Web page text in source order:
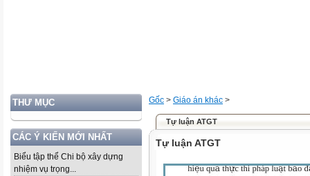
THƯ MỤC
CÁC Ý KIẾN MỚI NHẤT
Biểu tập thể Chi bộ xây dựng
nhiệm vụ trọng...
Gốc > Giáo án khác >
Tự luận ATGT
Tự luận ATGT